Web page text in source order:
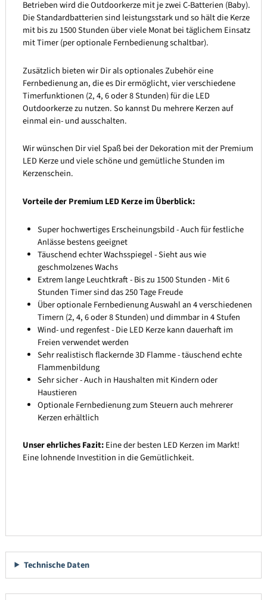
Betrieben wird die Outdoorkerze mit je zwei C-Batterien (Baby).
Die Standardbatterien sind leistungsstark und so hält die Kerze
mit bis zu 1500 Stunden über viele Monat bei täglichem Einsatz
mit Timer (per optionale Fernbedienung schaltbar).
Zusätzlich bieten wir Dir als optionales Zubehör eine
Fernbedienung an, die es Dir ermöglicht, vier verschiedene
Timerfunktionen (2, 4, 6 oder 8 Stunden) für die LED
Outdoorkerze zu nutzen. So kannst Du mehrere Kerzen auf
einmal ein- und ausschalten.
Wir wünschen Dir viel Spaß bei der Dekoration mit der Premium
LED Kerze und viele schöne und gemütliche Stunden im
Kerzenschein.
Vorteile der Premium LED Kerze im Überblick:
Super hochwertiges Erscheinungsbild - Auch für festliche
Anlässe bestens geeignet
Täuschend echter Wachsspiegel - Sieht aus wie
geschmolzenes Wachs
Extrem lange Leuchtkraft - Bis zu 1500 Stunden - Mit 6
Stunden Timer sind das 250 Tage Freude
Über optionale Fernbedienung Auswahl an 4 verschiedenen
Timern (2, 4, 6 oder 8 Stunden) und dimmbar in 4 Stufen
Wind- und regenfest - Die LED Kerze kann dauerhaft im
Freien verwendet werden
Sehr realistisch flackernde 3D Flamme - täuschend echte
Flammenbildung
Sehr sicher - Auch in Haushalten mit Kindern oder
Haustieren
Optionale Fernbedienung zum Steuern auch mehrerer
Kerzen erhältlich
Unser ehrliches Fazit:Eine der besten LED Kerzen im Markt!
Eine lohnende Investition in die Gemütlichkeit.
Technische Daten